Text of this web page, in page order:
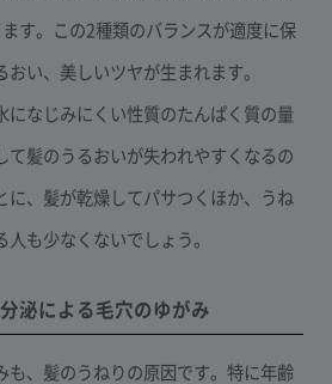
す。この2種類のバランスが適度に保
い、美しいツヤが生まれます。
になじみにくい性質のたんぱく質の量
て髪のうるおいが失われやすくなるの
に、髪が乾燥してパサつくほか、うね
人も少なくないでしょう。
泌による毛穴のゆがみ
も、髪のうねりの原因です。特に年齢